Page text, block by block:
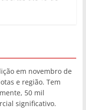
em novembro de
e região. Tem
50 mil
significativo.